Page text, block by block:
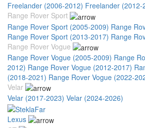
Freelander (2006-2012) Freelander (2012-
Range Rover Sport
Range Rover Sport (2005-2009) Range
Range Rover Sport (2013-2017) Range
Range Rover Vogue
Range Rover Vogue (2005-2009) Range
2012) Range Rover Vogue (2012-2017)
(2018-2021) Range Rover Vogue (2022-
Velar
Velar (2017-2023) Velar (2024-2026)
Lexus